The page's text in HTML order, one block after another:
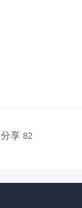
分享 82